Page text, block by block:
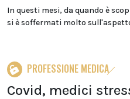
In questi mesi, da quando è
si è soffermati molto
PROFESSIONE MEDICA
Covid, medici